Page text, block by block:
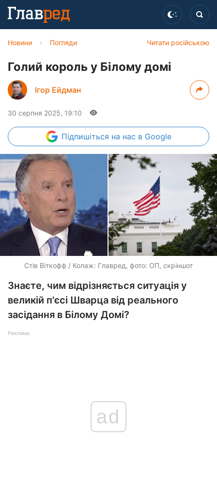
Читати російською
Новини › Погляди
Голий король у Білому домі
Ігор Ейдман
30 серпня 2025, 19:10
Підпишіться на нас в Google
Стів Віткофф / Колаж: Главред, фото: ОП, скріншот
Знаєте, чим відрізняється ситуація у
великій п'єсі Шварца від реального
засідання в Білому Домі?
Реклама
ad